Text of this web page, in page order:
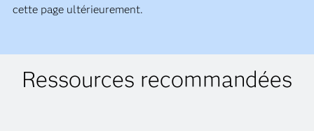
cette page ultérieurement.
Ressources recommandées